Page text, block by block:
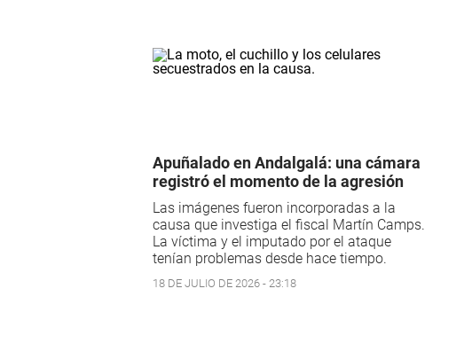
Apuñalado en Andalgalá: una cámara
registró el momento de la agresión
Las imágenes fueron incorporadas a la
causa que investiga el fiscal Martín Camps.
La víctima y el imputado por el ataque
tenían problemas desde hace tiempo.
18 DE JULIO DE 2026 - 23:18